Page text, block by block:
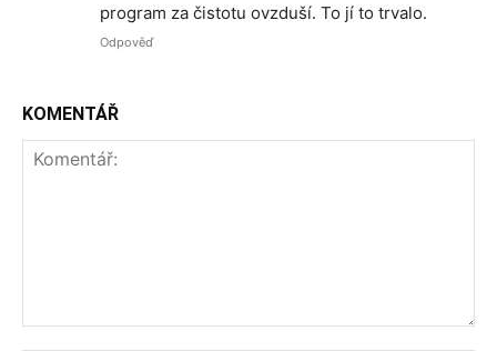
program za čistotu ovzduší. To jí to trvalo.
Odpověď
KOMENTÁŘ